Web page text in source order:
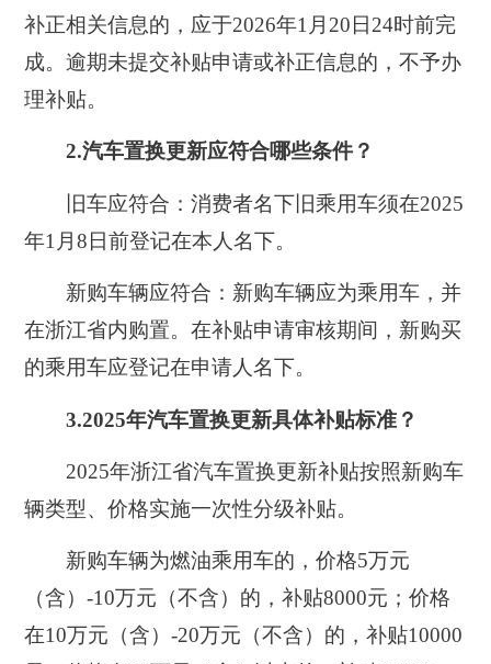
补正相关信息的，应于2026年1月20日24时前完
成。逾期未提交补贴申请或补正信息的，不予办
理补贴。
2.汽车置换更新应符合哪些条件？
旧车应符合：消费者名下旧乘用车须在2025
年1月8日前登记在本人名下。
新购车辆应符合：新购车辆应为乘用车，并
在浙江省内购置。在补贴申请审核期间，新购买
的乘用车应登记在申请人名下。
3.2025年汽车置换更新具体补贴标准？
2025年浙江省汽车置换更新补贴按照新购车
辆类型、价格实施一次性分级补贴。
新购车辆为燃油乘用车的，价格5万元
（含）-10万元（不含）的，补贴8000元；价格
在10万元（含）-20万元（不含）的，补贴10000